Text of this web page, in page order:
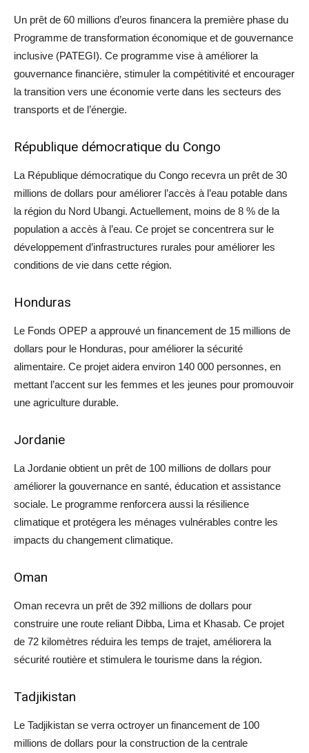
Un prêt de 60 millions d’euros financera la première phase du
Programme de transformation économique et de gouvernance
inclusive (PATEGI). Ce programme vise à améliorer la
gouvernance financière, stimuler la compétitivité et encourager
la transition vers une économie verte dans les secteurs des
transports et de l’énergie.
République démocratique du Congo
La République démocratique du Congo recevra un prêt de 30
millions de dollars pour améliorer l’accès à l’eau potable dans
la région du Nord Ubangi. Actuellement, moins de 8 % de la
population a accès à l’eau. Ce projet se concentrera sur le
développement d’infrastructures rurales pour améliorer les
conditions de vie dans cette région.
Honduras
Le Fonds OPEP a approuvé un financement de 15 millions de
dollars pour le Honduras, pour améliorer la sécurité
alimentaire. Ce projet aidera environ 140 000 personnes, en
mettant l’accent sur les femmes et les jeunes pour promouvoir
une agriculture durable.
Jordanie
La Jordanie obtient un prêt de 100 millions de dollars pour
améliorer la gouvernance en santé, éducation et assistance
sociale. Le programme renforcera aussi la résilience
climatique et protégera les ménages vulnérables contre les
impacts du changement climatique.
Oman
Oman recevra un prêt de 392 millions de dollars pour
construire une route reliant Dibba, Lima et Khasab. Ce projet
de 72 kilomètres réduira les temps de trajet, améliorera la
sécurité routière et stimulera le tourisme dans la région.
Tadjikistan
Le Tadjikistan se verra octroyer un financement de 100
millions de dollars pour la construction de la centrale